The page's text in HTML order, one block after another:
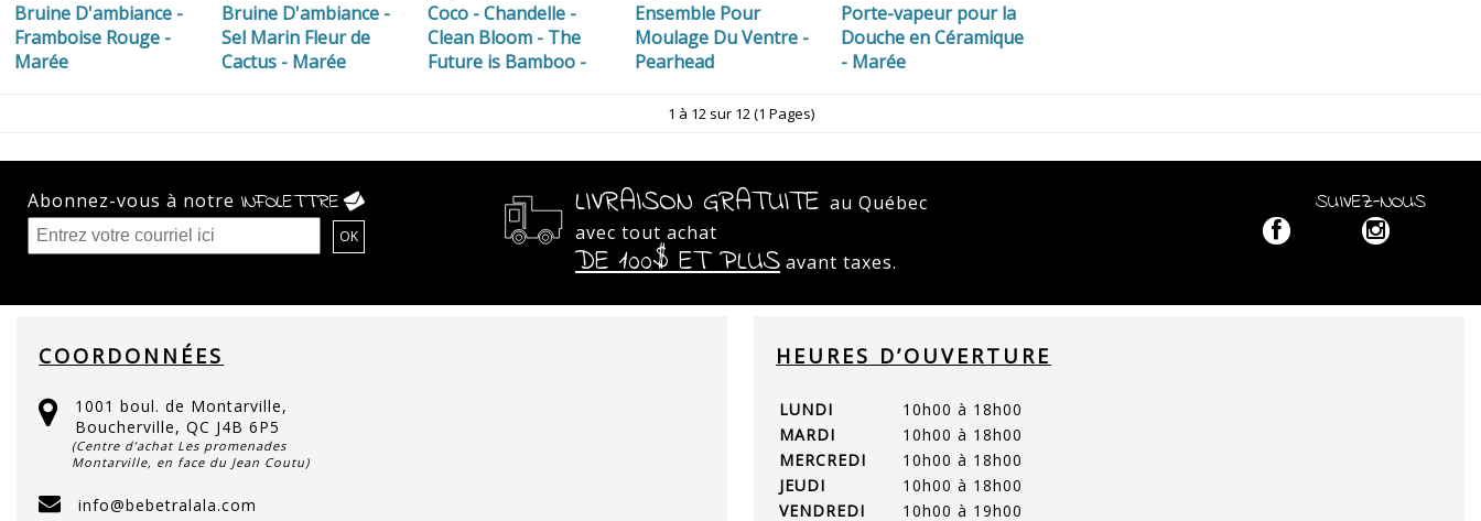
Bruine D'ambiance -
Framboise Rouge -
Marée
Bruine D'ambiance -
Sel Marin Fleur de
Cactus - Marée
Coco - Chandelle -
Clean Bloom - The
Future is Bamboo -
Ensemble Pour
Moulage Du Ventre -
Pearhead
Porte-vapeur pour la
Douche en Céramique
- Marée
1 à 12 sur 12 (1 Pages)
Abonnez-vous à notre INFOLETTRE LIVRAISON GRATUITEau Québec
avec tout achat
DE 100$ ET PLUS avant taxes.
SUIVEZ-NOUS
COORDONNÉES
1001 boul. de Montarville,
Boucherville, QC J4B 6P5
(Centre d’achat Les promenades
Montarville, en face du Jean Coutu)
info@bebetralala.com
HEURES D’OUVERTURE
LUNDI
10h00 à 18h00
MARDI
10h00 à 18h00
MERCREDI
10h00 à 18h00
JEUDI
10h00 à 18h00
VENDREDI
10h00 à 19h00